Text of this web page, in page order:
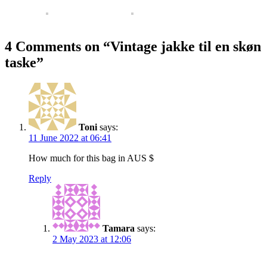
4 Comments on “Vintage jakke til en skøn
taske”
Toni says:
11 June 2022 at 06:41
How much for this bag in AUS $
Reply
Tamara says:
2 May 2023 at 12:06